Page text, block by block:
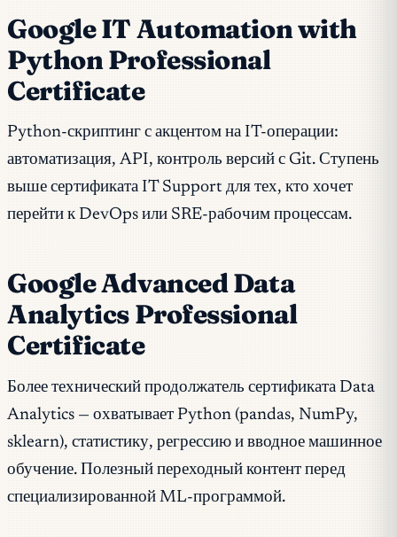
Google IT Automation with
Python Professional
Certificate
Python-скриптинг с акцентом на IT-операции:
автоматизация, API, контроль версий с Git. Ступень
выше сертификата IT Support для тех, кто хочет
перейти к DevOps или SRE-рабочим процессам.
Google Advanced Data
Analytics Professional
Certificate
Более технический продолжатель сертификата Data
Analytics — охватывает Python (pandas, NumPy,
sklearn), статистику, регрессию и вводное машинное
обучение. Полезный переходный контент перед
специализированной ML-программой.